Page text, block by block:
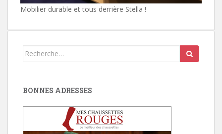
Mobilier durable et tous derrière Stella !
Search
BONNES ADRESSES